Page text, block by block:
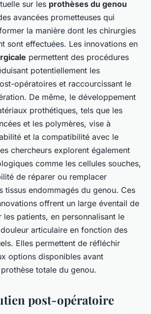
sur les prothèses du genou
avancées prometteuses qui
la manière dont les chirurgies
sont effectuées. Les innovations en
permettent des procédures
potentiellement les
opératoires et raccourcissant le
De même, le développement
prothétiques, tels que les
et les polymères, vise à
et la compatibilité avec le
chercheurs explorent également
comme les cellules souches,
de réparer ou remplacer
tissus endommagés du genou. Ces
offrent un large éventail de
les patients, en personnalisant le
articulaire en fonction des
Elles permettent de réfléchir
options disponibles avant
prothèse totale du genou.
post-opératoire